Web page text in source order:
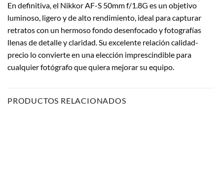
En definitiva, el Nikkor AF-S 50mm f/1.8G es un objetivo
luminoso, ligero y de alto rendimiento, ideal para capturar
retratos con un hermoso fondo desenfocado y fotografías
llenas de detalle y claridad. Su excelente relación calidad-
precio lo convierte en una elección imprescindible para
cualquier fotógrafo que quiera mejorar su equipo.
PRODUCTOS RELACIONADOS